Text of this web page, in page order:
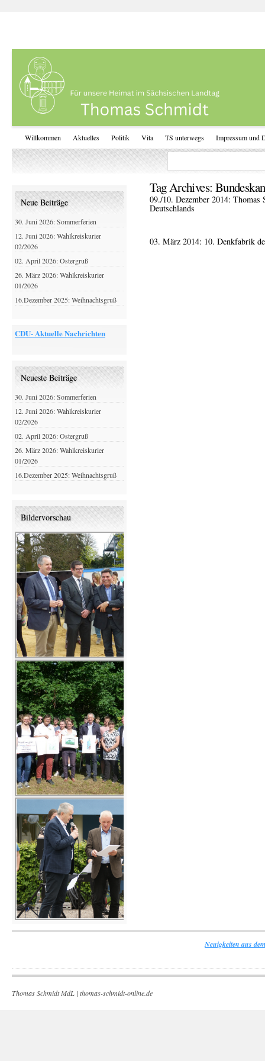
Willkommen Aktuelles Politik Vita TS unterwegs Impressum und
Tag Archives:
09./10. Dezember 2014:
Deutschlands
03. März 2014: 10. Denkfabrik
Neue Beiträge
30. Juni 2026: Sommerferien
12. Juni 2026: Wahlkreiskurier
02/2026
02. April 2026: Ostergruß
26. März 2026: Wahlkreiskurier
01/2026
16.Dezember 2025: Weihnachtsgruß
CDU- Aktuelle Nachrichten
Neueste Beiträge
30. Juni 2026: Sommerferien
12. Juni 2026: Wahlkreiskurier
02/2026
02. April 2026: Ostergruß
26. März 2026: Wahlkreiskurier
01/2026
16.Dezember 2025: Weihnachtsgruß
Bildervorschau
Neuigkeiten aus
Thomas Schmidt MdL | thomas-schmidt-online.de